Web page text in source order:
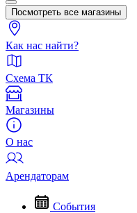
Посмотреть все магазины
Как нас найти?
Схема ТК
Магазины
О нас
Арендаторам
События